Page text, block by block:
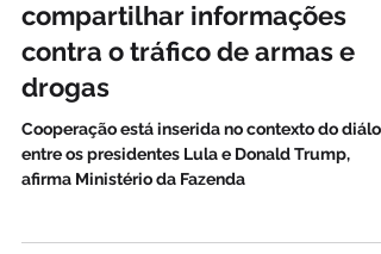
Brasil e Estados Unidos
lançam programa para
compartilhar informações
contra o tráfico de armas e
drogas
entre os presidentes Lula e Donald Trump,